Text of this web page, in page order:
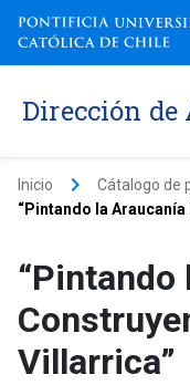
Dirección
Inicio keyboard_arrow_right Cátalogo de
“Pintando la
“Pintando
Villarrica”